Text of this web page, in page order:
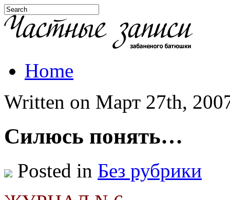
Home
Written on Март 27th,
Силюсь понять…
Posted in Без рубрики